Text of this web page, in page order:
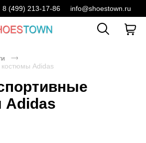
8 (499) 213-17-86 info@shoestown.ru
костюмы Adidas